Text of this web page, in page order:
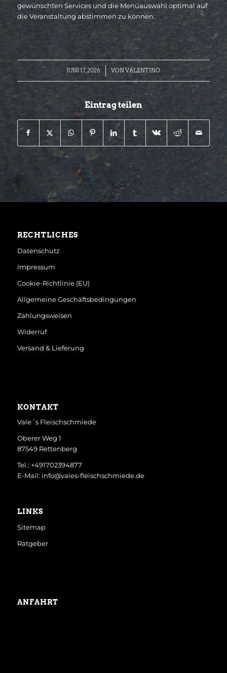
gewünschten Services und die Menüauswahl optimal auf
die Veranstaltung abstimmen zu können.
.
JUNI 17, 2026
/ VONVALENTINO
Eintrag teilen
RECHTLICHES
Datenschutz
Impressum
Cookie-Richtlinie (EU)
Allgemeine Geschäftsbedingungen
Zahlungsweisen
Widerruf
Versand & Lieferung
KONTAKT
Vale´s Fleischschmiede
Oberer Weg 1
87549 Rettenberg
Tel.: +491702394877
E-Mail: info@vales-fleischschmiede.de
LINKS
Sitemap
Ratgeber
ANFAHRT